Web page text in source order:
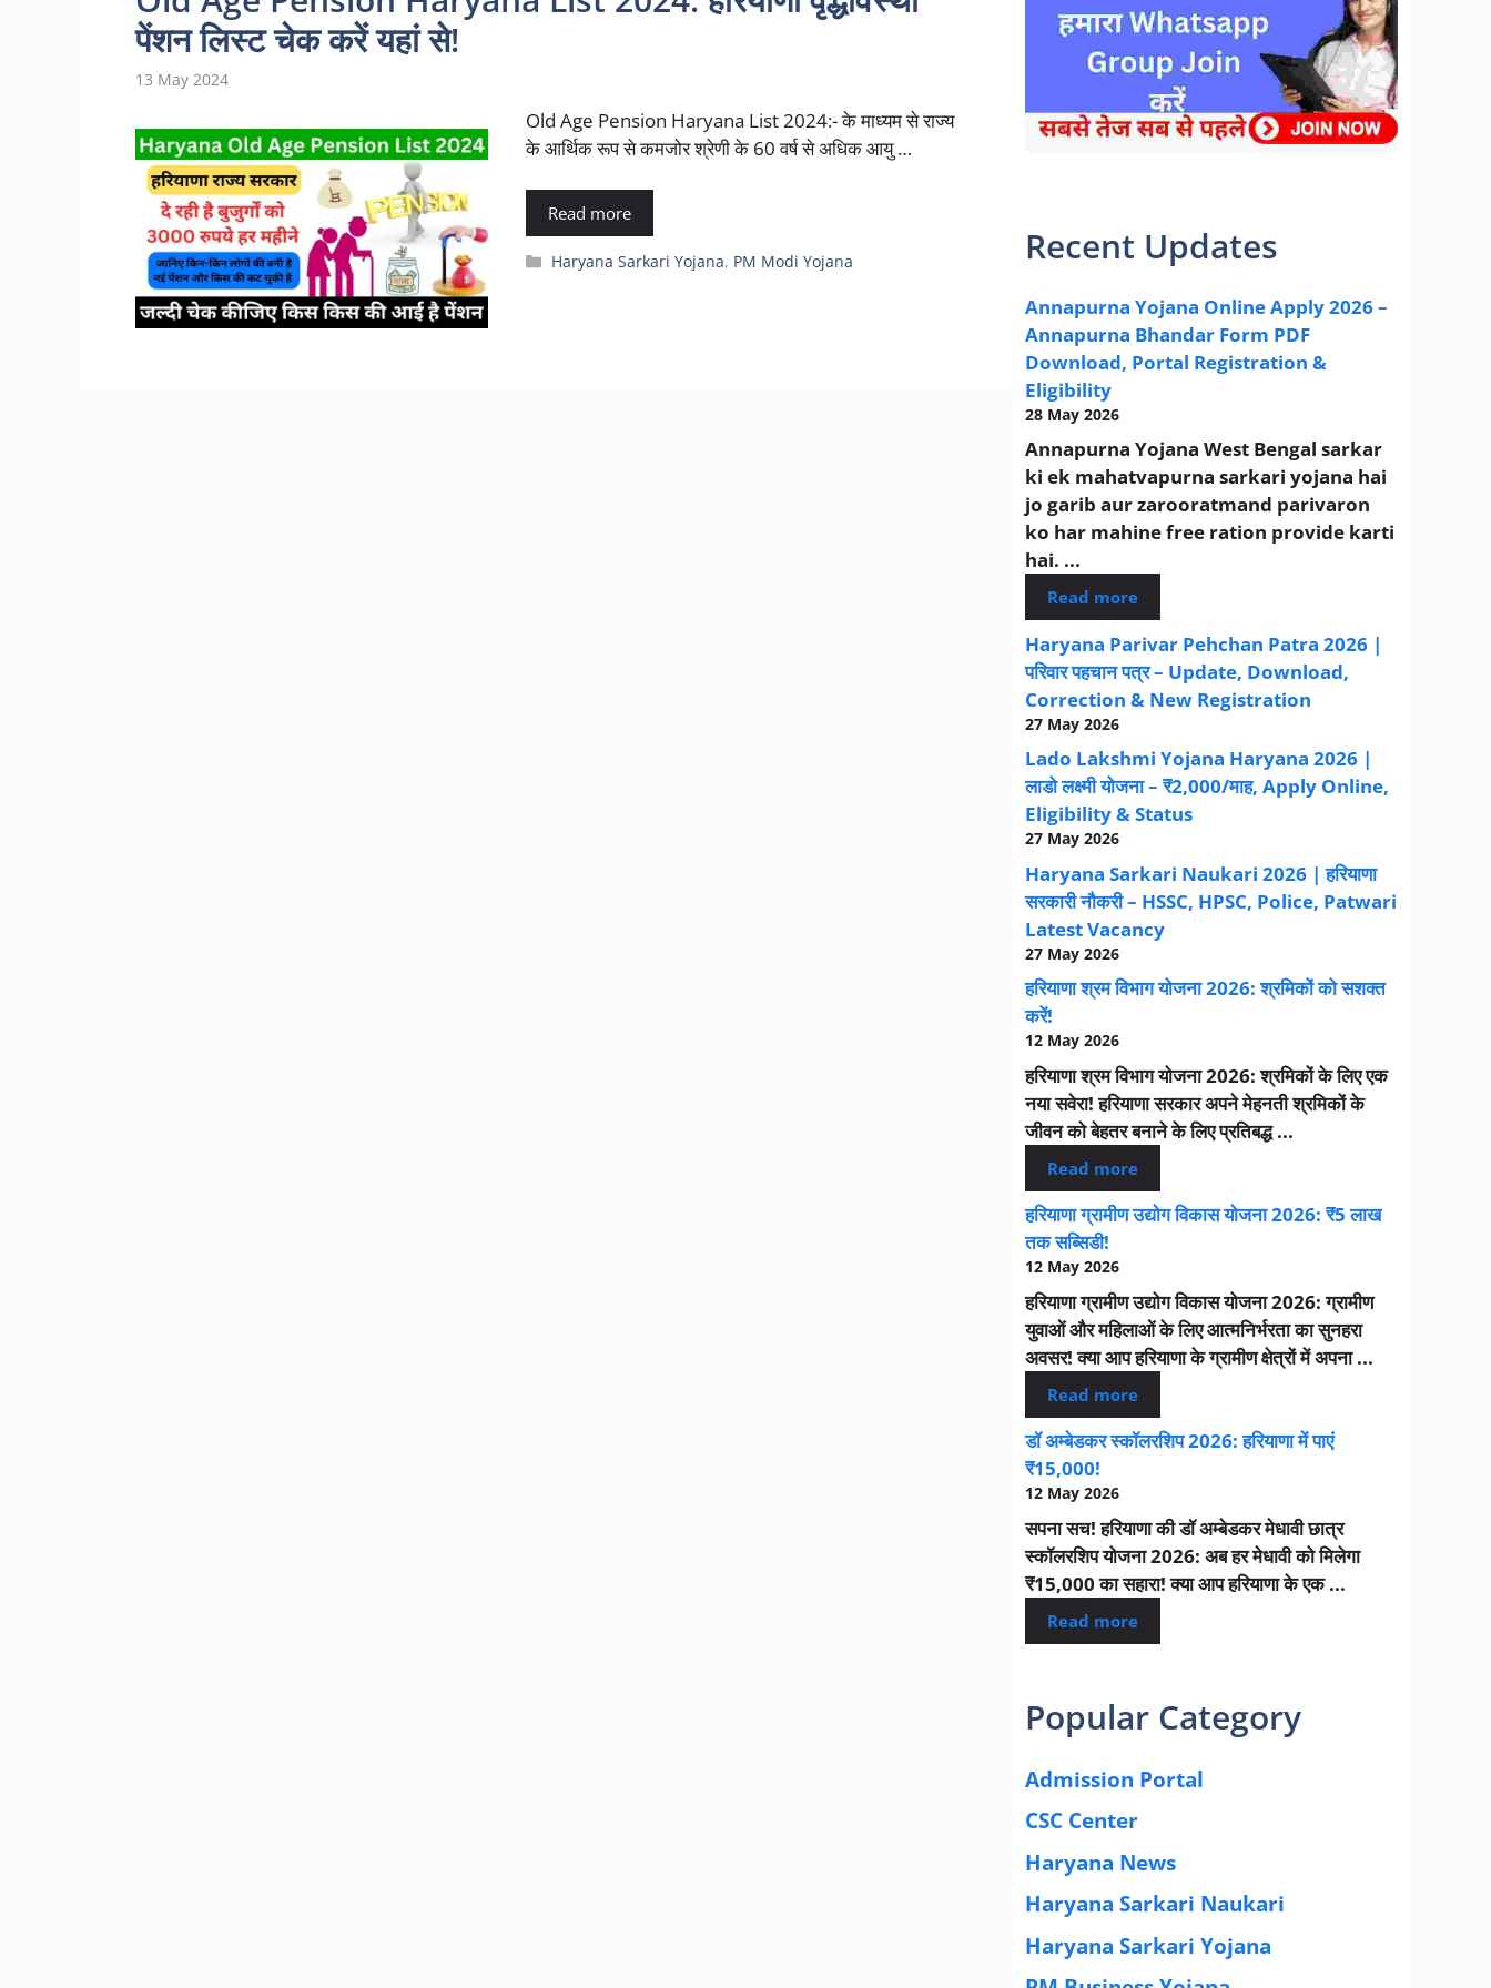
पेंशन लिस्ट चेक करें यहां से!
13 May 2024
Old Age Pension Haryana List 2024:- के माध्यम से राज्य
के आर्थिक रूप से कमजोर श्रेणी के 60 वर्ष से अधिक आयु …
Read more
Categories
Haryana Sarkari Yojana, PM Modi Yojana Recent Updates
Annapurna Yojana Online Apply 2026 –
Annapurna Bhandar Form PDF
Download, Portal Registration &
Eligibility
28 May 2026
Annapurna Yojana West Bengal sarkar
ki ek mahatvapurna sarkari yojana hai
jo garib aur zarooratmand parivaron
ko har mahine free ration provide karti
hai. ...
Read more
Haryana Parivar Pehchan Patra 2026 |
परिवार पहचान पत्र – Update, Download,
Correction & New Registration
27 May 2026
Lado Lakshmi Yojana Haryana 2026 |
लाडो लक्ष्मी योजना – ₹2,000/माह, Apply Online,
Eligibility & Status
27 May 2026
Haryana Sarkari Naukari 2026 | हरियाणा
सरकारी नौकरी – HSSC, HPSC, Police, Patwari
Latest Vacancy
27 May 2026
हरियाणा श्रम विभाग योजना 2026: श्रमिकों को सशक्त
करें!
12 May 2026
हरियाणा श्रम विभाग योजना 2026: श्रमिकों के लिए एक
नया सवेरा! हरियाणा सरकार अपने मेहनती श्रमिकों के
जीवन को बेहतर बनाने के लिए प्रतिबद्ध ...
Read more
हरियाणा ग्रामीण उद्योग विकास योजना 2026: ₹5 लाख
तक सब्सिडी!
12 May 2026
हरियाणा ग्रामीण उद्योग विकास योजना 2026: ग्रामीण
युवाओं और महिलाओं के लिए आत्मनिर्भरता का सुनहरा
अवसर! क्या आप हरियाणा के ग्रामीण क्षेत्रों में अपना ...
Read more
डॉ अम्बेडकर स्कॉलरशिप 2026: हरियाणा में पाएं
₹15,000!
12 May 2026
सपना सच! हरियाणा की डॉ अम्बेडकर मेधावी छात्र
स्कॉलरशिप योजना 2026: अब हर मेधावी को मिलेगा
₹15,000 का सहारा! क्या आप हरियाणा के एक ...
Read more
Popular Category
Admission Portal
CSC Center
Haryana News
Haryana Sarkari Naukari
Haryana Sarkari Yojana